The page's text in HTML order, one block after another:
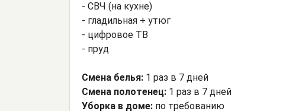
- СВЧ (на кухне)
- гладильная + утюг
- цифровое ТВ
- пруд
Смена белья: 1 раз в 7 дней
Смена полотенец: 1 раз в 7 дней
Уборка в доме: по требованию